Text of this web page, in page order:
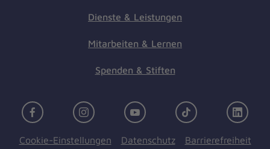
Dienste & Leistungen
Mitarbeiten & Lernen
Spenden & Stiften
Facebook Instagram Youtube TikTok
Cookie-Einstellungen Datenschutz Barrierefreiheit